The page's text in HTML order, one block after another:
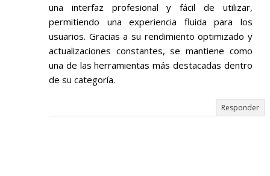
una interfaz profesional y fácil de utilizar,
permitiendo una experiencia fluida para los
usuarios. Gracias a su rendimiento optimizado y
actualizaciones constantes, se mantiene como
una de las herramientas más destacadas dentro
de su categoría.
Responder